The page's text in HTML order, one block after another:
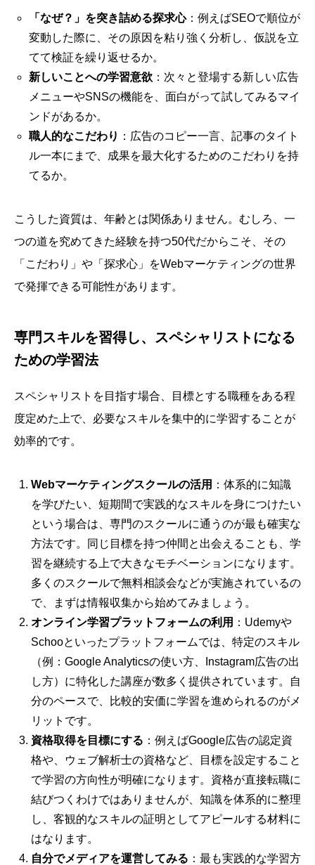
「なぜ？」を突き詰める探求心：例えばSEOで順位が
変動した際に、その原因を粘り強く分析し、仮説を立
てて検証を繰り返せるか。
新しいことへの学習意欲：次々と登場する新しい広告
メニューやSNSの機能を、面白がって試してみるマイ
ンドがあるか。
職人的なこだわり ：広告のコピー一言、記事のタイト
ル一本にまで、成果を最大化するためのこだわりを持
てるか。
こうした資質は、年齢とは関係ありません。むしろ、一
つの道を究めてきた経験を持つ50代だからこそ、その
「こだわり」や「探求心」をWebマーケティングの世界
で発揮できる可能性があります。
専門スキルを習得し、スペシャリストになる
ための学習法
スペシャリストを目指す場合、目標とする職種をある程
度定めた上で、必要なスキルを集中的に学習することが
効率的です。
Webマーケティングスクールの活用 ：体系的に知識
を学びたい、短期間で実践的なスキルを身につけたい
という場合は、専門のスクールに通うのが最も確実な
方法です。同じ目標を持つ仲間と出会えることも、学
習を継続する上で大きなモチベーションになります。
多くのスクールで無料相談会などが実施されているの
で、まずは情報収集から始めてみましょう。
オンライン学習プラットフォームの利用 ：Udemyや
Schooといったプラットフォームでは、特定のスキル
（例：Google Analyticsの使い方、Instagram広告の出
し方）に特化した講座が数多く提供されています。自
分のペースで、比較的安価に学習を進められるのがメ
リットです。
資格取得を目標にする ：例えばGoogle広告の認定資
格や、ウェブ解析士の資格など、目標を設定すること
で学習の方向性が明確になります。資格が直接転職に
結びつくわけではありませんが、知識を体系的に整理
し、客観的なスキルの証明としてアピールする材料に
はなります。
自分でメディアを運営してみる ：最も実践的な学習方